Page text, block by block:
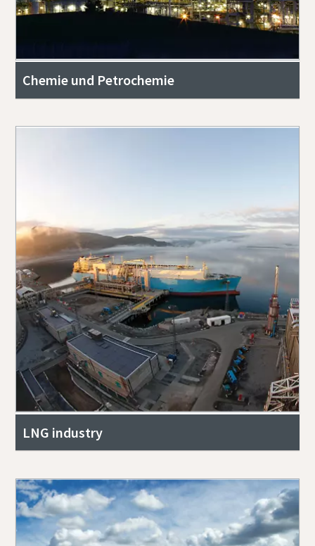
Chemie und Petrochemie
LNG industry